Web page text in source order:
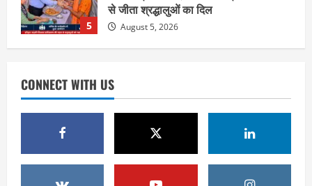
1
उत्तराखंड
2036 ओलंपिक का सपना लेकर निकलेगी
कांवड़ यात्रा, संतों ने दिया विजयी भव का
उत्तराखंड
एसआईआर के तहत जारी किए जा रहे नोटिसों
पर कांग्रेस ने जतायी आपत्ति, मतदाताओं को
परेशान करने का लगाया आरोप
CONNECT WITH US